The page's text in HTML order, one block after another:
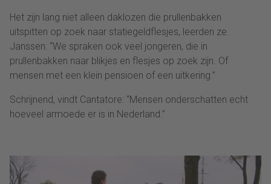
Het zijn lang niet alleen daklozen die prullenbakken
uitspitten op zoek naar statiegeldflesjes, leerden ze.
Janssen: “We spraken ook veel jongeren, die in
prullenbakken naar blikjes en flesjes op zoek zijn. Of
mensen met een klein pensioen of een uitkering.”
Schrijnend, vindt Cantatore: “Mensen onderschatten echt
hoeveel armoede er is in Nederland.”